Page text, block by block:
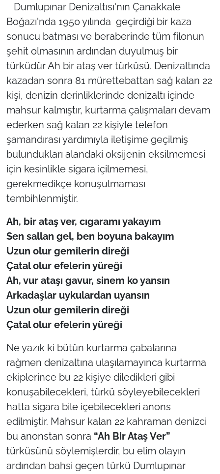
Dumlupınar Denizaltısı'nın Çanakkale
Boğazı'nda 1950 yılında geçirdiği bir kaza
sonucu batması ve beraberinde tüm filonun
şehit olmasının ardından duyulmuş bir
türküdür Ah bir ataş ver türküsü. Denizaltında
kazadan sonra 81 mürettebattan sağ kalan 22
kişi, denizin derinliklerinde denizaltı içinde
mahsur kalmıştır, kurtarma çalışmaları devam
ederken sağ kalan 22 kişiyle telefon
şamandırası yardımıyla iletişime geçilmiş
bulundukları alandaki oksijenin eksilmemesi
için kesinlikle sigara içilmemesi,
gerekmedikçe konuşulmaması
tembihlenmiştir.
Ah, bir ataş ver, cıgaramı yakayım
Sen sallan gel, ben boyuna bakayım
Uzun olur gemilerin direği
Çatal olur efelerin yüreği
Ah, vur ataşı gavur, sinem ko yansın
Arkadaşlar uykulardan uyansın
Uzun olur gemilerin direği
Çatal olur efelerin yüreği
Ne yazık ki bütün kurtarma çabalarına
rağmen denizaltına ulaşılamayınca kurtarma
ekiplerince bu 22 kişiye diledikleri gibi
konuşabilecekleri, türkü söyleyebilecekleri
hatta sigara bile içebilecekleri anons
edilmiştir. Mahsur kalan 22 kahraman denizci
bu anonstan sonra “Ah Bir Ataş Ver”
türküsünü söylemişlerdir, bu elim olayın
ardından bahsi geçen türkü Dumlupınar